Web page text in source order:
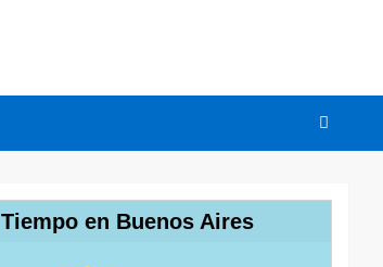
Tiempo en Buenos Aires